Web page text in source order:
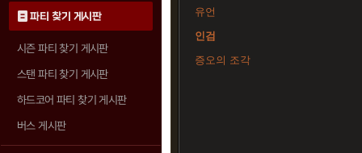
파티 찾기 게시판
시즌 파티 찾기 게시판
스탠 파티 찾기 게시판
하드코어 파티 찾기 게시판
버스 게시판
유언
인검
증오의 조각